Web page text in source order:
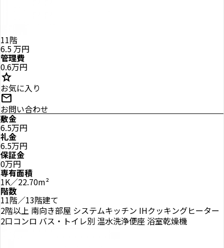
11階
6.5万円
管理費
0.6万円
star
お気に入り
mail
お問い合わせ
敷金
6.5万円
礼金
6.5万円
保証金
0万円
専有面積
1K／22.70m²
階数
11階／13階建て
2階以上 南向き部屋 システムキッチン IHクッキングヒーター
2口コンロ バス・トイレ別 温水洗浄便座 浴室乾燥機